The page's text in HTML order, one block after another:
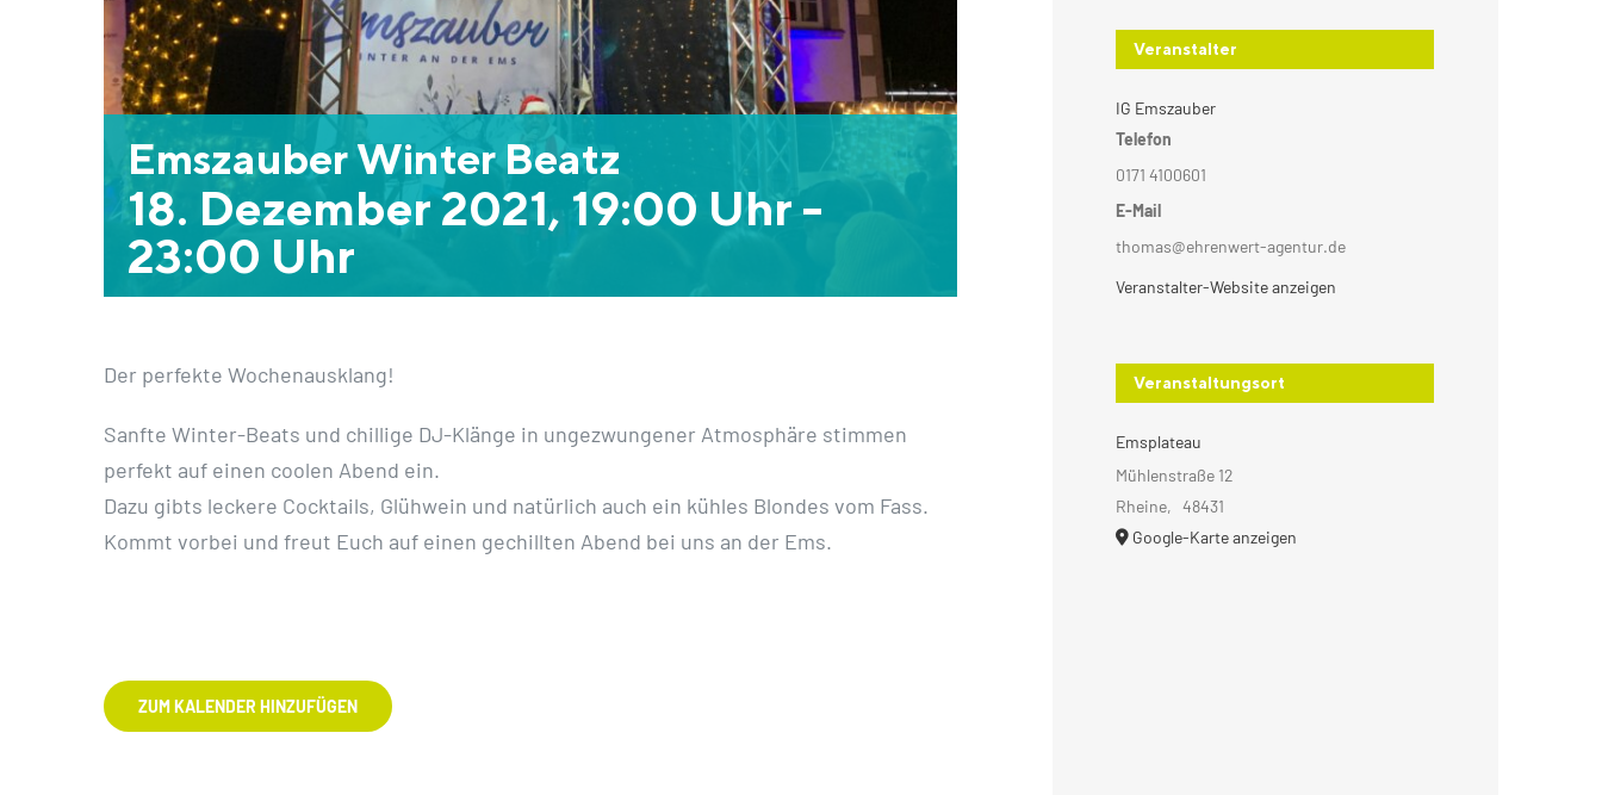
Emszauber Winter Beatz
18. Dezember 2021, 19:00 Uhr-
23:00 Uhr
Der perfekte Wochenausklang!
Sanfte Winter-Beats und chillige DJ-Klänge in ungezwungener Atmosphäre stimmen
perfekt auf einen coolen Abend ein.
Dazu gibts leckere Cocktails, Glühwein und natürlich auch ein kühles Blondes vom Fass.
Kommt vorbei und freut Euch auf einen gechillten Abend bei uns an der Ems.
ZUM KALENDER HINZUFÜGEN
Veranstalter
IG Emszauber
Telefon
0171 4100601
E-Mail
thomas@ehrenwert-agentur.de
Veranstalter-Website anzeigen
Veranstaltungsort
Emsplateau
Mühlenstraße 12
Rheine, 48431
Google-Karte anzeigen